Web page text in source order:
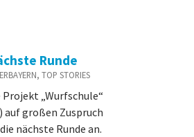
Runde
TOP STORIES
„Wurfschule“
auf großen Zuspruch
nächste Runde an.